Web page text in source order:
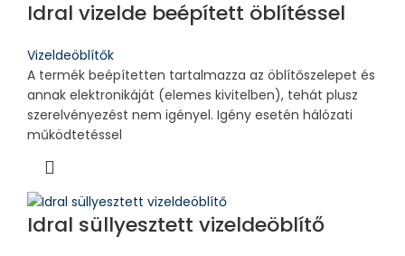
Idral vizelde beépített öblítéssel
Vizeldeöblítők
A termék beépítetten tartalmazza az öblítőszelepet és
annak elektronikáját (elemes kivitelben), tehát plusz
szerelvényezést nem igényel. Igény esetén hálózati
működtetéssel
Idral süllyesztett vizeldeöblítő